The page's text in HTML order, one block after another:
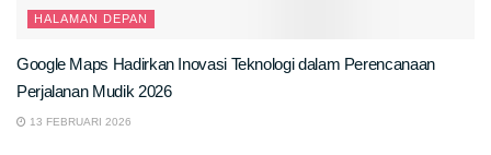
HALAMAN DEPAN
Google Maps Hadirkan Inovasi Teknologi dalam Perencanaan
Perjalanan Mudik 2026
13 FEBRUARI 2026